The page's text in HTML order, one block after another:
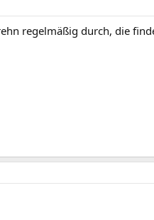
regelmäßig durch, die